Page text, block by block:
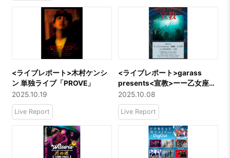
<ライブレポート>木村ケンシ
ン 単独ライブ「PROVE」
2025.10.19
Live Report
<ライブレポート>garass
presents<宣教>ーー乙女座症
候群／飄飄／白昼夢／もしも
Fortissimo／去勢／garass
2025.10.08
Live Report